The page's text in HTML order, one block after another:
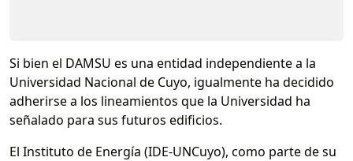
Si bien el DAMSU es una entidad independiente a la
Universidad Nacional de Cuyo, igualmente ha decidido
adherirse a los lineamientos que la Universidad ha
señalado para sus futuros edificios.
El Instituto de Energía (IDE-UNCuyo), como parte de su